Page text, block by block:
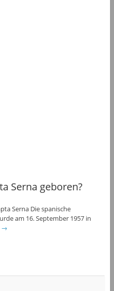
Serna geboren?
Serna Die spanische
am 16. September 1957 in
→